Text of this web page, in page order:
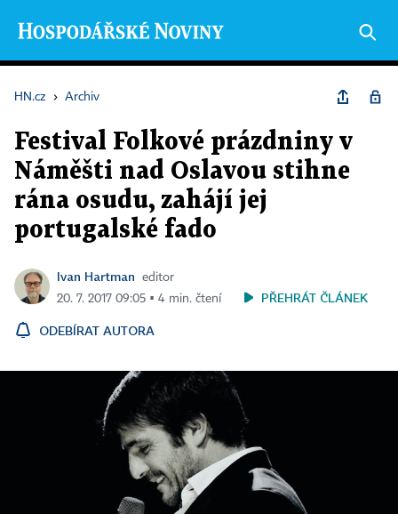
HN.cz › Archiv
Festival Folkové prázdniny v
Náměšti nad Oslavou stihne
rána osudu, zahájí jej
portugalské fado
Ivan Hartman
editor
20. 7. 2017 09:05 ▪ 4 min. čtení
PŘEHRÁT ČLÁNEK
ODEBÍRAT AUTORA